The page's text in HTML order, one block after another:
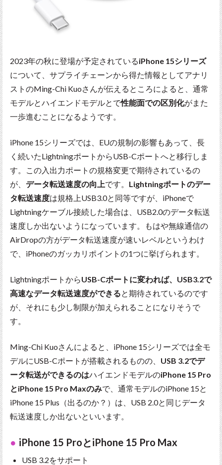
2023年の秋に登場が予定されているiPhone 15シリーズ
について、サプライチェーンから得た情報としてアナリ
ストのMing-Chi Kuoさんが伝えるところによると、通常
モデルとハイエンドモデルとで性能面での区別化がまた
一歩進むことになるようです。
iPhone 15シリーズでは、EUの規制の影響もあって、長
く続いたLightningポートからUSB-Cポートへと移行しま
す。この入出力ポートの規格変更で期待されているの
が、 データ転送速度の向上です。 Lightningポートのデー
タ転送速度は規格上USB3.0と同等ですが、iPhoneで
Lightningケーブル接続した場合は、USB2.0のデータ転送
速度しか出ないようになっています。もはや無線通信の
AirDropの方がデータ転送速度が速いレベルというわけ
で、iPhoneのガッカリポイントの1つに挙げられます。
LightningポートからUSB-Cポートに変われば、USB3.2で
高速なデータ転送速度ができると期待されているのです
が、それにも少し制限が加えられることになりそうで
す。
Ming-Chi Kuoさんによると、iPhone 15シリーズでは全モ
デルにUSB-Cポートが搭載されるものの、 USB 3.2でデ
ータ転送ができるのはハイエンドモデルのiPhone 15 Pro
とiPhone 15 Pro Maxのみで、通常モデルのiPhone 15と
iPhone 15 Plus（出るのか？）は、USB 2.0と同じデータ
転送速度しか出ないといいます。
iPhone 15 ProとiPhone 15 Pro Max
USB 3.2をサポート